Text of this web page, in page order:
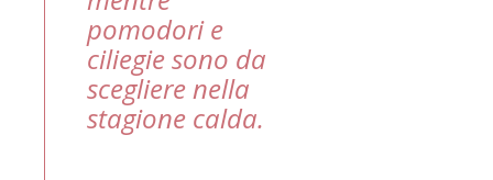
pomodori e
ciliegie sono da
scegliere nella
stagione calda.